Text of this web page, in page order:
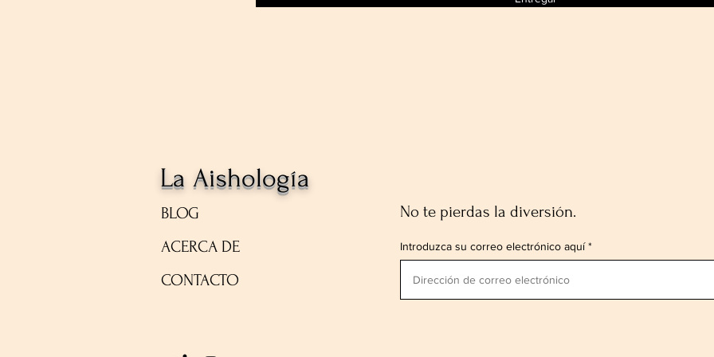
La Aishología
BLOG
ACERCA DE
CONTACTO
No te pierdas la diversión.
Introduzca su correo electrónico aquí